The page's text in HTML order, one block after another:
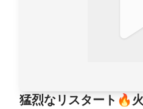
猛烈なリスタート🔥